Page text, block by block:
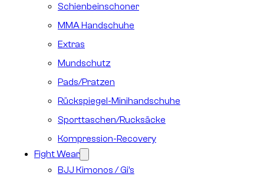
Schienbeinschoner
MMA Handschuhe
Extras
Mundschutz
Pads/Pratzen
Rückspiegel-Minihandschuhe
Sporttaschen/Rucksäcke
Kompression-Recovery
Fight Wear
BJJ Kimonos / Gi’s